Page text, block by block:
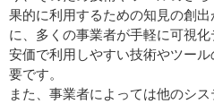
果的に利用するための知見の創
に、多くの事業者が手軽に可視化
安価で利用しやすい技術やツー
要です。
また、事業者によっては他のシ